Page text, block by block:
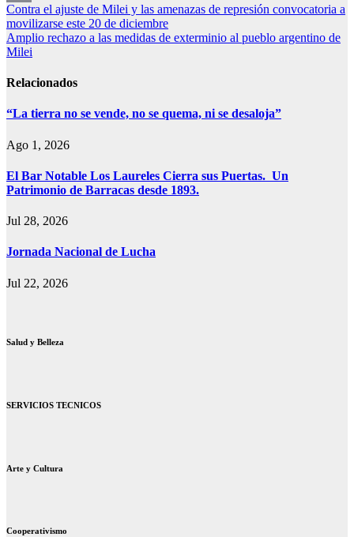
Print
Navegación
de
entradas
Contra el ajuste de Milei y las amenazas de represión convocatoria a
movilizarse este 20 de diciembre
Amplio rechazo a las medidas de exterminio al pueblo argentino de
Milei
Relacionados
“La tierra no se vende, no se quema, ni se desaloja”
Ago 1, 2026
El Bar Notable Los Laureles Cierra sus Puertas. Un
Patrimonio de Barracas desde 1893.
Jul 28, 2026
Jornada Nacional de Lucha
Jul 22, 2026
Salud y Belleza
SERVICIOS TECNICOS
Arte y Cultura
Cooperativismo